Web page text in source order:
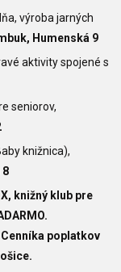
výroba jarných
Humenská 9
aktivity spojené s
seniorov,
knižnica),
knižný klub pre
poplatkov